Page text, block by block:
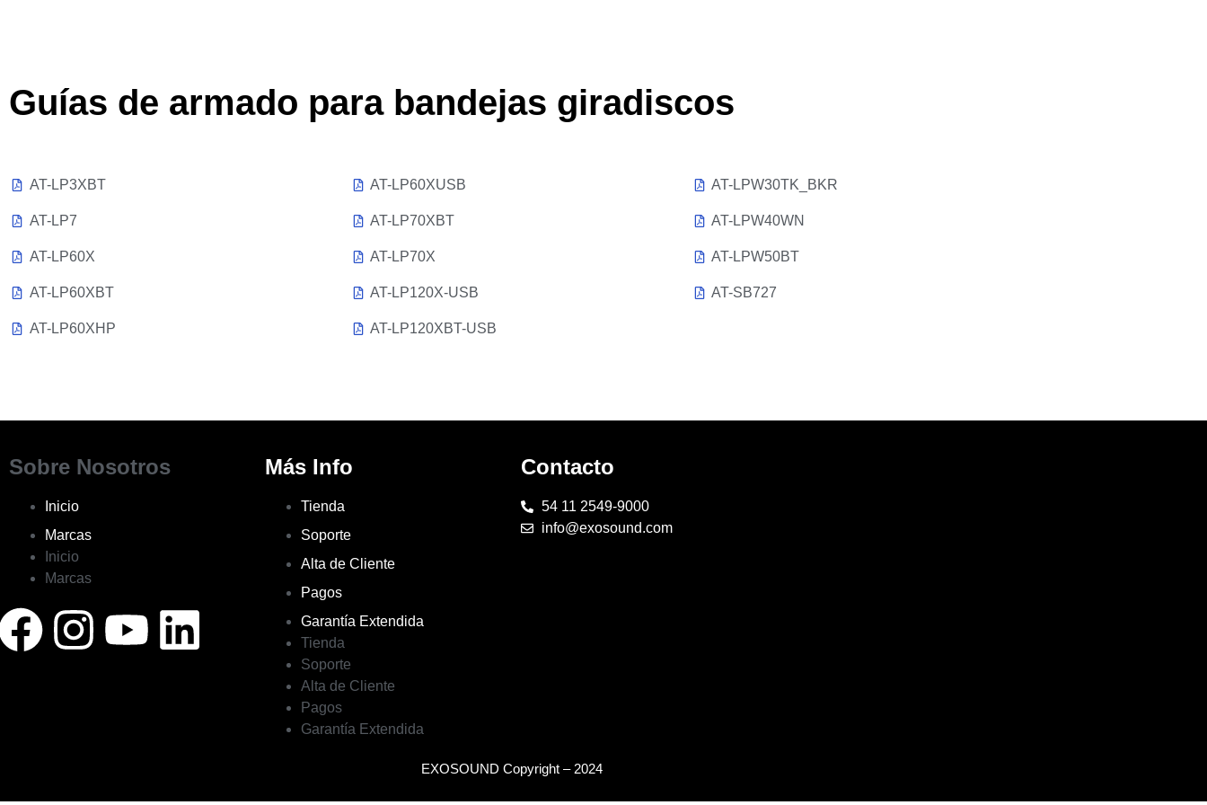
Guías de armado para bandejas giradiscos
AT-LP3XBT
AT-LP7
AT-LP60X
AT-LP60XBT
AT-LP60XHP
AT-LP60XUSB
AT-LP70XBT
AT-LP70X
AT-LP120X-USB
AT-LP120XBT-USB
AT-LPW30TK_BKR
AT-LPW40WN
AT-LPW50BT
AT-SB727
Sobre Nosotros
Inicio
Marcas
Inicio
Marcas
Más Info
Tienda
Soporte
Alta de Cliente
Pagos
Garantía Extendida
Tienda
Soporte
Alta de Cliente
Pagos
Garantía Extendida
Contacto
54 11 2549-9000
info@exosound.com
EXOSOUND Copyright – 2024